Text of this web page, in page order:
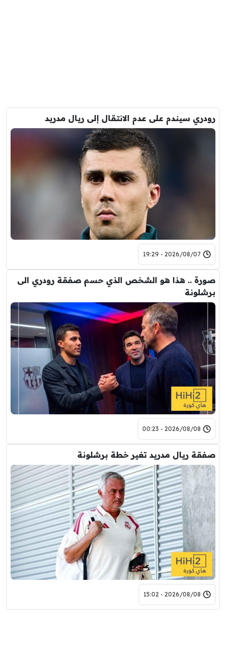
رودري سيندم على عدم الانتقال إلى ريال مدريد
2026/08/07 - 19:29
صورة .. هذا هو الشخص الذي حسم صفقة رودري الى
برشلونة
2026/08/08 - 00:23
صفقة ريال مدريد تغير خطة برشلونة
2026/08/08 - 15:02